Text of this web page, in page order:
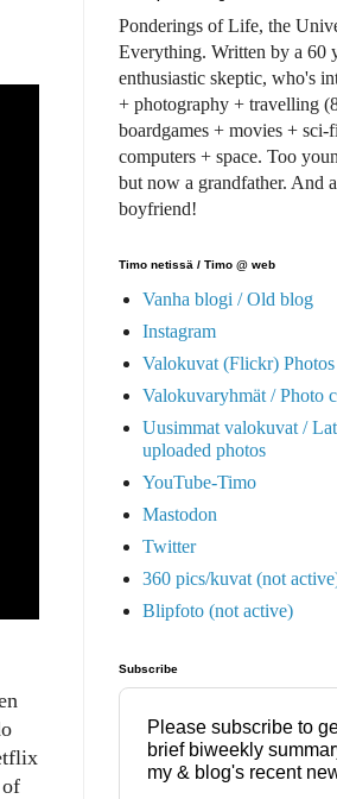
Ponderings of Life, the
Everything. Written by a 60
enthusiastic skeptic, who's
+ photography + travelling
boardgames + movies + sci-
computers + space. Too
but now a grandfather. And a
boyfriend!
Timo netissä / Timo @ web
Vanha blogi / Old blog
Instagram
Valokuvat (Flickr) Photos
Valokuvaryhmät / Photo
Uusimmat valokuvat /
uploaded photos
YouTube-Timo
Mastodon
Twitter
360 pics/kuvat (not
Blipfoto (not active)
Subscribe
Please subscribe to
brief biweekly
my & blog's recent